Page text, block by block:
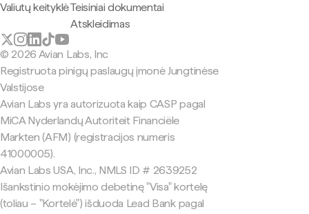
Valiutų keityklėTeisiniai dokumentai
Atskleidimas
© 2026 Avian Labs, Inc
Registruota pinigų paslaugų įmonė Jungtinėse
Valstijose
Avian Labs yra autorizuota kaip CASP pagal
MiCA Nyderlandų Autoriteit Financiële
Markten (AFM) (registracijos numeris
41000005).
Avian Labs USA, Inc., NMLS ID # 2639252
Išankstinio mokėjimo debetinę "Visa" kortelę
(toliau – "Kortelė") išduoda Lead Bank pagal